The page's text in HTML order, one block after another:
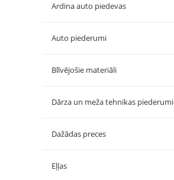
Ardina auto piedevas
Auto piederumi
Blīvējošie materiāli
Dārza un meža tehnikas piederumi
Dažādas preces
Eļļas